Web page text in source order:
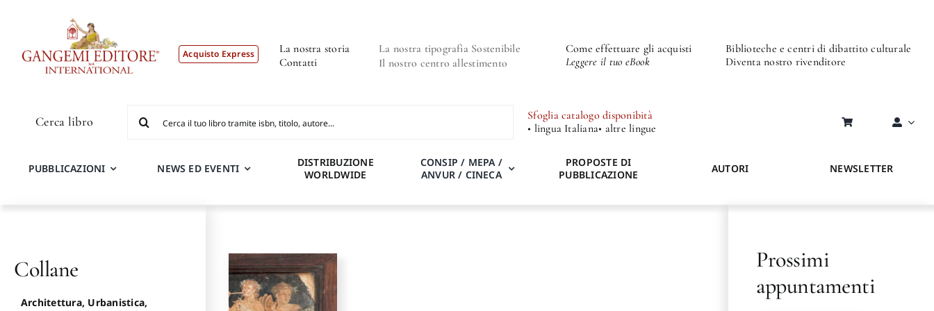
Acquisto Express
La nostra storia
Contatti
La nostra tipografia Sostenibile
Il nostro centro allestimento
Come effettuare gli acquisti
Leggere il tuo eBook
Biblioteche e centri di dibattito culturale
Diventa nostro rivenditore
Cerca libro
per:
Sfoglia catalogo disponibità
• lingua Italiana• altre lingue
PUBBLICAZIONI NEWS ED EVENTI
DISTRIBUZIONE
WORLDWIDE
CONSIP / MEPA /
ANVUR / CINECA
PROPOSTE DI
PUBBLICAZIONE
AUTORI NEWSLETTER
Collane
Architettura, Urbanistica,
Prossimi
appuntamenti